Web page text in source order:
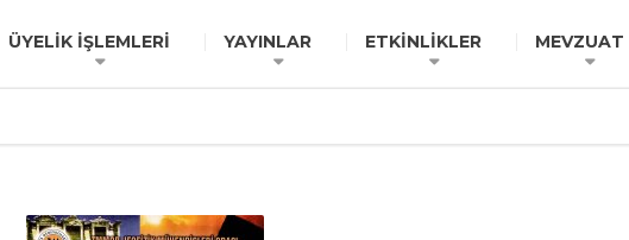
ÜYELİK İŞLEMLERİ YAYINLAR ETKİNLİKLER MEVZUAT